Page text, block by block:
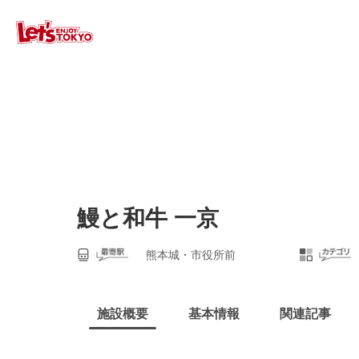
鰻と和牛 一京
熊本城・市役所前
施設概要 基本情報 関連記事